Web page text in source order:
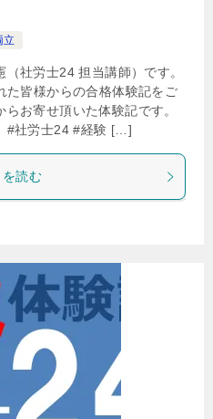
立
社労士24 担当講師）です。
た皆様からの合格体験記をご
お寄せ頂いた体験記です。
#社労士24 #経験 […]
読む